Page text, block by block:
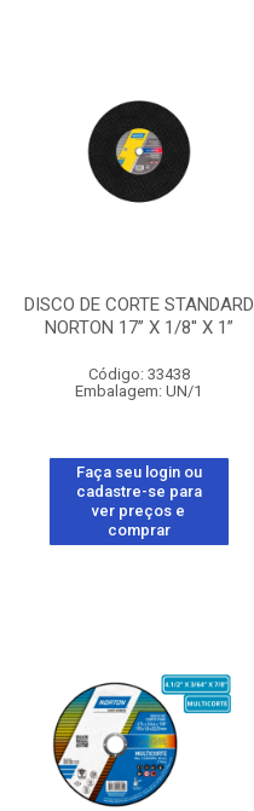
DISCO DE CORTE STANDARD
NORTON 17” X 1/8'' X 1”
Código: 33438
Embalagem: UN/1
Faça seu login ou
cadastre-se para
ver preços e
comprar